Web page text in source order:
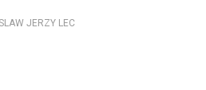
JERZY LEC